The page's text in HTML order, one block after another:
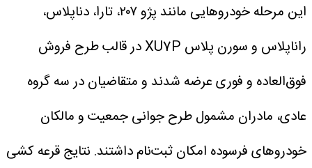
این مرحله خودروهایی مانند پژو ۲۰۷، تارا، دناپلاس،
راناپلاس و سورن پلاس XU7P در قالب طرح فروش
فوق‌العاده و فوری عرضه شدند و متقاضیان در سه گروه
عادی، مادران مشمول طرح جوانی جمعیت و مالکان
خودروهای فرسوده امکان ثبت‌نام داشتند. نتایج قرعه کشی